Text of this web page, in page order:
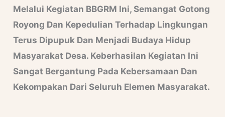
Melalui Kegiatan BBGRM Ini, Semangat Gotong
Royong Dan Kepedulian Terhadap Lingkungan
Terus Dipupuk Dan Menjadi Budaya Hidup
Masyarakat Desa. Keberhasilan Kegiatan Ini
Sangat Bergantung Pada Kebersamaan Dan
Kekompakan Dari Seluruh Elemen Masyarakat.